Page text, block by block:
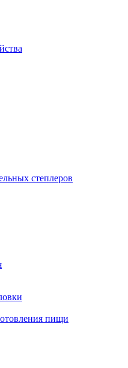
степлеров
пищи